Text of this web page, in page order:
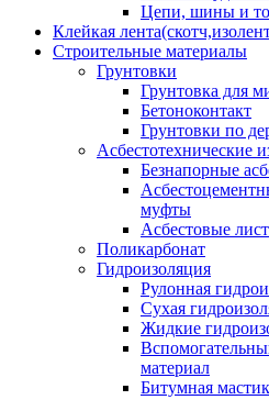
Цепи, шины и
Клейкая
Строительные материалы
Грунтовки
Грунтовка для
Бетоноконтакт
Грунтовки по
Асбестотехнические
Безнапорные
муфты
Асбестовые
Поликарбонат
Гидроизоляция
Рулонная
Сухая
Жидкие
материал
Битумная